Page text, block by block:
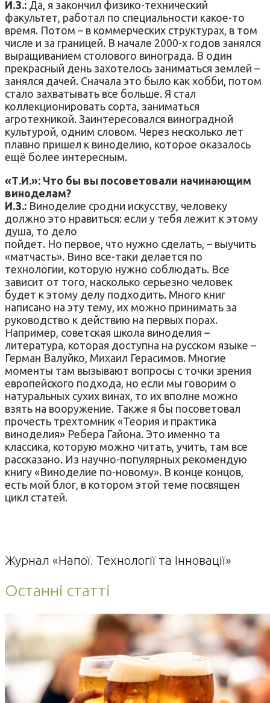
И.З.: Да, я закончил физико-технический
факультет, работал по специальности какое-то
время. Потом – в коммерческих структурах, в том
числе и за границей. В начале 2000-х годов занялся
выращиванием столового винограда. В один
прекрасный день захотелось заниматься землей –
занялся дачей. Сначала это было как хобби, потом
стало захватывать все больше. Я стал
коллекционировать сорта, заниматься
агротехникой. Заинтересовался виноградной
культурой, одним словом. Через несколько лет
плавно пришел к виноделию, которое оказалось
ещё более интересным.
«Т.И.»: Что бы вы посоветовали начинающим
виноделам?
И.З.: Виноделие сродни искусству, человеку
должно это нравиться: если у тебя лежит к этому
душа, то дело
пойдет. Но первое, что нужно сделать, – выучить
«матчасть». Вино все-таки делается по
технологии, которую нужно соблюдать. Все
зависит от того, насколько серьезно человек
будет к этому делу подходить. Много книг
написано на эту тему, их можно принимать за
руководство к действию на первых порах.
Например, советская школа виноделия –
литература, которая доступна на русском языке –
Герман Валуйко, Михаил Герасимов. Многие
моменты там вызывают вопросы с точки зрения
европейского подхода, но если мы говорим о
натуральных сухих винах, то их вполне можно
взять на вооружение. Также я бы посоветовал
прочесть трехтомник «Теория и практика
виноделия» Ребера Гайона. Это именно та
классика, которую можно читать, учить, там все
рассказано. Из научно-популярных рекомендую
книгу «Виноделие по-новому». В конце концов,
есть мой блог, в котором этой теме посвящен
цикл статей.
Журнал «Напої. Технології та Інновації»
Останні статті